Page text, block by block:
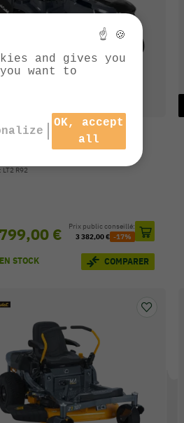
tondeuse thermique
CADET LT2 R92
LT2 R92
€
Prix public conseillé:
3 382,00 € -17%
EN STOCK COMPARER
☝ 🍪
and gives you
want to
OK, accept
all